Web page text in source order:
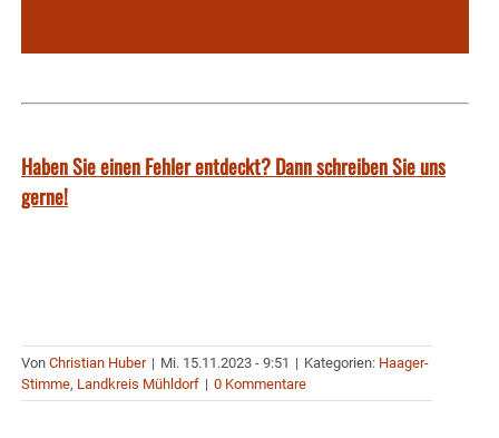
Haben Sie einen Fehler entdeckt? Dann schreiben Sie uns
gerne!
Von Christian Huber | Mi. 15.11.2023 - 9:51 | Kategorien: Haager-
Stimme, Landkreis Mühldorf | 0 Kommentare